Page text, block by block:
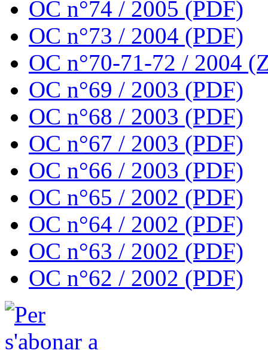
OC n°74 / 2005 (PDF)
OC n°73 / 2004 (PDF)
OC n°70-71-72 / 2004
OC n°69 / 2003 (PDF)
OC n°68 / 2003 (PDF)
OC n°67 / 2003 (PDF)
OC n°66 / 2003 (PDF)
OC n°65 / 2002 (PDF)
OC n°64 / 2002 (PDF)
OC n°63 / 2002 (PDF)
OC n°62 / 2002 (PDF)